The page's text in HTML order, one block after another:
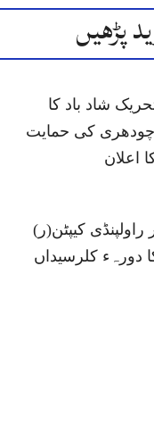
پڑھیں
6 تحریک شاد باد کا
کی حمایت
اعلان
کیپٹن(ر)
دورہء کلرسیداں